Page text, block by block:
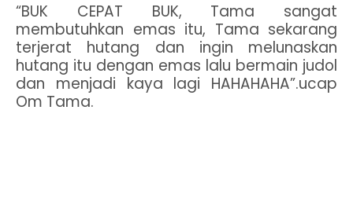
“BUK CEPAT BUK, Tama sangat
membutuhkan emas itu, Tama sekarang
terjerat hutang dan ingin melunaskan
hutang itu dengan emas lalu bermain judol
dan menjadi kaya lagi HAHAHAHA”.ucap
Om Tama.